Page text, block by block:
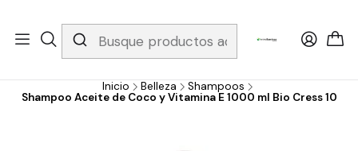
Whatsapp 3229079958/ Fijo 6019251796 / Envios a todo el país y
gratis apartir de 199.000!
Inicio Belleza
Shampoos
Shampoo Aceite de Coco y Vitamina E 1000 ml Bio Cress 10